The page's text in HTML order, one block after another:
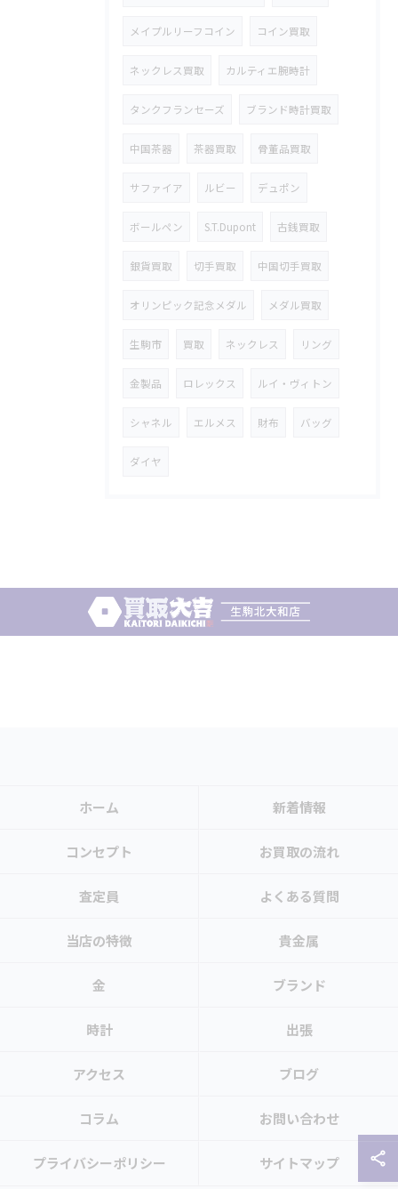
メイプルリーフコイン コイン買取
ネックレス買取 カルティエ腕時計
タンクフランセーズ ブランド時計買取
中国茶器 茶器買取 骨董品買取
サファイア ルビー デュポン
ボールペン S.T.Dupont 古銭買取
銀貨買取 切手買取 中国切手買取
オリンピック記念メダル メダル買取
生駒市 買取 ネックレス リング
金製品 ロレックス ルイ・ヴィトン
シャネル エルメス 財布 バッグ
ダイヤ
ホーム 新着情報
コンセプト お買取の流れ
査定員 よくある質問
当店の特徴 貴金属
金 ブランド
時計 出張
アクセス ブログ
コラム お問い合わせ
プライバシーポリシー サイトマップ